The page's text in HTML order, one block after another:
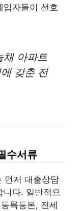
자들이 선호
채 아파트
갖춘 전
수서류
먼저 대출상담
니다. 일반적으
록등본, 전세